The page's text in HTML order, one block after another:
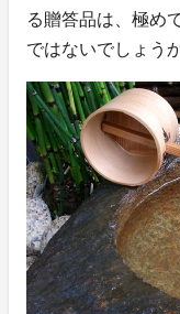
る贈答品は、極め
ではないでしょうか